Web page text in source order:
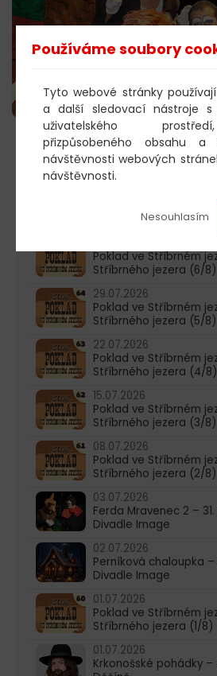
603
Poklad ve Stříbrném
Stříbrného jezera (6/8)
29.07.2026
Poklad ve Stříbrném
Stříbrného jezera (5/8)
22.07.2026
Poklad ve Stříbrném
Stříbrného jezera (4/8)
15.07.2026
Poklad ve Stříbrném
Stříbrného jezera (3/8)
08.07.2026
Poklad ve Stříbrném
Stříbrného jezera (2/8)
03.07.2026
Ferda Mravenec 2 –
Divadle Image
02.07.2026
Perníková chaloupka
Divadle Image
01.07.2026
Poklad ve Stříbrném
Stříbrného jezera (1/8)
01.07.2026
Krkonošské pohádky –
Používáme soubory
Tyto webové stránky
a další sledovací nástroje
uživatelského
přizpůsobeného obsahu a
návštěvnosti webových
návštěvnosti.
Nesouhlasím